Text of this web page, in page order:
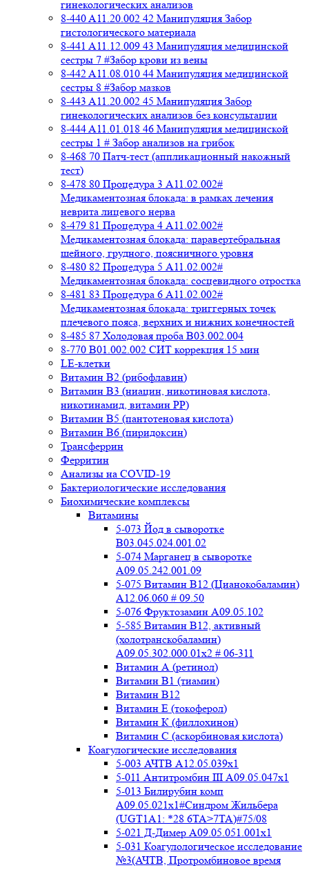
гинекологических анализов
8-440 A11.20.002 42 Манипуляция Забор
гистологического материала
8-441 A11.12.009 43 Манипуляция медицинской
сестры 7 #Забор крови из вены
8-442 A11.08.010 44 Манипуляция медицинской
сестры 8 #Забор мазков
8-443 A11.20.002 45 Манипуляция Забор
гинекологических анализов без консультации
8-444 A11.01.018 46 Манипуляция медицинской
сестры 1 # Забор анализов на грибок
8-468 70 Патч-тест (аппликационный накожный
тест)
8-478 80 Процедура 3 A11.02.002#
Медикаментозная блокада: в рамках лечения
неврита лицевого нерва
8-479 81 Процедура 4 A11.02.002#
Медикаментозная блокада: паравертебральная
шейного, грудного, поясничного уровня
8-480 82 Процедура 5 A11.02.002#
Медикаментозная блокада: сосцевидного отростка
8-481 83 Процедура 6 A11.02.002#
Медикаментозная блокада: триггерных точек
плечевого пояса, верхних и нижних конечностей
8-485 87 Холодовая проба В03.002.004
8-770 B01.002.002 СИТ коррекция 15 мин
LE-клетки
Витамин В2 (рибофлавин)
Витамин В3 (ниацин, никотиновая кислота,
никотинамид, витамин PP)
Витамин В5 (пантотеновая кислота)
Витамин В6 (пиридоксин)
Трансферрин
Ферритин
Анализы на COVID-19
Бактериологические исследования
Биохимические комплексы
Витамины
5-073 Йод в сыворотке
B03.045.024.001.02
5-074 Марганец в сыворотке
A09.05.242.001.09
5-075 Витамин В12 (Цианокобаламин)
A12.06.060 # 09.50
5-076 Фруктозамин A09.05.102
5-585 Витамин B12, активный
(холотранскобаламин)
A09.05.302.000.01x2 # 06-311
Витамин А (ретинол)
Витамин В1 (тиамин)
Витамин В12
Витамин Е (токоферол)
Витамин К (филлохинон)
Витамин С (аскорбиновая кислота)
Коагулогические исследования
5-003 АЧТВ А12.05.039x1
5-011 Антитромбин III А09.05.047x1
5-013 Билирубин комп
A09.05.021x1#Синдром Жильбера
(UGT1A1: *28 6TA>7TA)#75/08
5-021 Д-Димер А09.05.051.001x1
5-031 Коагулологическое исследование
№3(АЧТВ, Протромбиновое время